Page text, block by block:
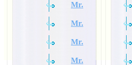
Mr.
Mr.
Mr.
Mr.